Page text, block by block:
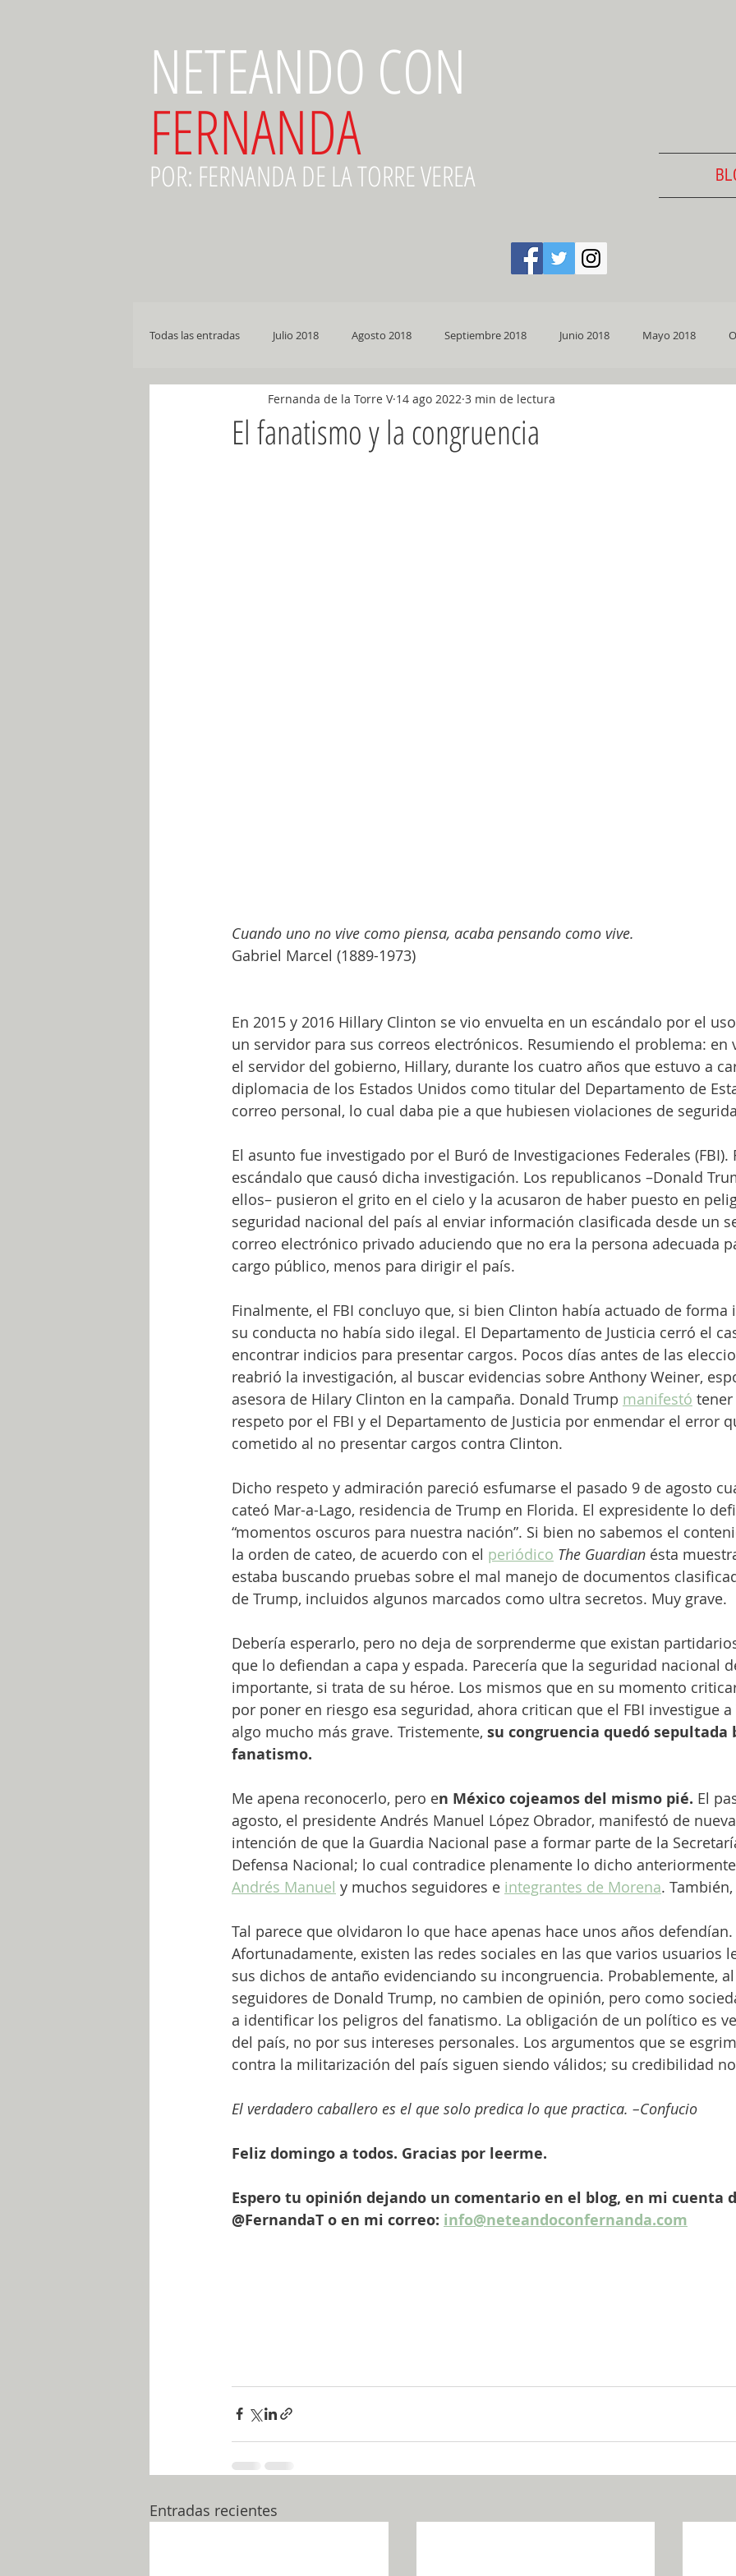
NETEANDO CON
FERNANDA
POR: FERNANDA DE LA TORRE VEREA
Todas las entradas Julio 2018 Agosto 2018 Septiembre 2018 Junio 2018 Mayo 2018
Abril 2018 diciembre 2018 Enero 2019
El fanatismo y la congruencia
Fernanda de la Torre V 14 ago 2022 3 min de lectura
Cuando uno no vive como piensa, acaba pensando como vive.
Gabriel Marcel (1889-1973)
En 2015 y 2016 Hillary Clinton se vio envuelta en un escándalo por el
un servidor para sus correos electrónicos. Resumiendo el problema: en
el servidor del gobierno, Hillary, durante los cuatro años que estuvo a
diplomacia de los Estados Unidos como titular del Departamento de
correo personal, lo cual daba pie a que hubiesen violaciones de
El asunto fue investigado por el Buró de Investigaciones Federales (FBI).
escándalo que causó dicha investigación. Los republicanos –Donald
ellos– pusieron el grito en el cielo y la acusaron de haber puesto en
seguridad nacional del país al enviar información clasificada desde un
correo electrónico privado aduciendo que no era la persona adecuada
cargo público, menos para dirigir el país.
Finalmente, el FBI concluyo que, si bien Clinton había actuado de forma
su conducta no había sido ilegal. El Departamento de Justicia cerró el
encontrar indicios para presentar cargos. Pocos días antes de las
reabrió la investigación, al buscar evidencias sobre Anthony Weiner,
asesora de Hilary Clinton en la campaña. Donald Trump manifestó
respeto por el FBI y el Departamento de Justicia por enmendar el error
cometido al no presentar cargos contra Clinton.
Dicho respeto y admiración pareció esfumarse el pasado 9 de agosto
cateó Mar-a-Lago, residencia de Trump en Florida. El expresidente lo
“momentos oscuros para nuestra nación”. Si bien no sabemos el
la orden de cateo, de acuerdo con el periódico The Guardian ésta
estaba buscando pruebas sobre el mal manejo de documentos
de Trump, incluidos algunos marcados como ultra secretos. Muy grave.
Debería esperarlo, pero no deja de sorprenderme que existan
que lo defiendan a capa y espada. Parecería que la seguridad nacional
importante, si trata de su héroe. Los mismos que en su momento
por poner en riesgo esa seguridad, ahora critican que el FBI investigue
algo mucho más grave. Tristemente, su congruencia quedó sepultada
fanatismo.
Me apena reconocerlo, pero en México cojeamos del mismo pié. El
agosto, el presidente Andrés Manuel López Obrador, manifestó de
intención de que la Guardia Nacional pase a formar parte de la
Defensa Nacional; lo cual contradice plenamente lo dicho
Andrés Manuel y muchos seguidores e integrantes de Morena.
Tal parece que olvidaron lo que hace apenas hace unos años defendían.
Afortunadamente, existen las redes sociales en las que varios usuarios
sus dichos de antaño evidenciando su incongruencia. Probablemente,
seguidores de Donald Trump, no cambien de opinión, pero como
a identificar los peligros del fanatismo. La obligación de un político es
del país, no por sus intereses personales. Los argumentos que se
contra la militarización del país siguen siendo válidos; su credibilidad
El verdadero caballero es el que solo predica lo que practica. –Confucio
Feliz domingo a todos. Gracias por leerme.
Espero tu opinión dejando un comentario en el blog, en mi cuenta
@FernandaT o en mi correo: info@neteandoconfernanda.com
Entradas recientes